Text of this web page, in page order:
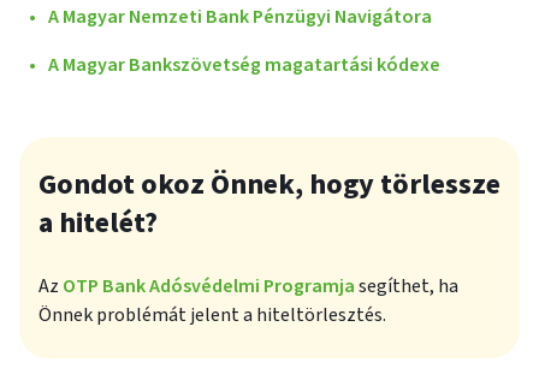
A Magyar Nemzeti Bank Pénzügyi Navigátora
A Magyar Bankszövetség magatartási kódexe
Gondot okoz Önnek, hogy törlessze
a hitelét?
Az OTP Bank Adósvédelmi Programjasegíthet, ha
Önnek problémát jelent a hiteltörlesztés.